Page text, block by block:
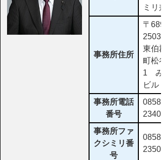
ミリ
事務所住所
〒
2503
東伯
町松
1 み
ビル
事務所電話
番号
2340
事務所ファ
クシミリ番
号
2350